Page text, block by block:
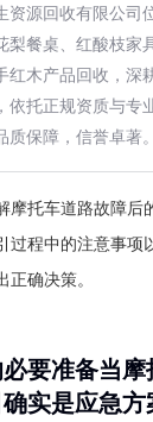
资源回收有限公司
梨餐桌、红酸枝家
红木产品回收，深
依托正规资质与专
质保障，信誉卓著。
摩托车道路故障后
过程中的注意事项
正确决策。
要准备当
实是应急